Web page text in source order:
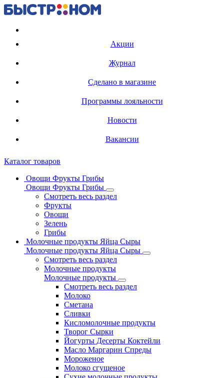
Акции
Журнал
Сделано в магазине
Программы лояльности
Новости
Вакансии
Каталог товаров
Овощи Фрукты Грибы
Овощи Фрукты Грибы
Смотреть весь раздел
Фрукты
Овощи
Зелень
Грибы
Молочные продукты Яйца Сыры
Молочные продукты Яйца Сыры
Смотреть весь раздел
Молочные продукты
Молочные продукты
Смотреть весь раздел
Молоко
Сметана
Сливки
Кисломолочные продукты
Творог Сырки
Йогурты Десерты Коктейли
Масло Маргарин Спреды
Мороженое
Молоко сгущеное